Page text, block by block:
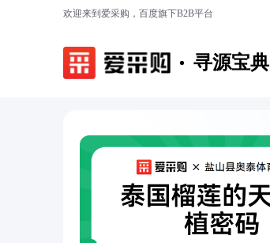
欢迎来到爱采购，百度旗下B2B平台
寻源宝典